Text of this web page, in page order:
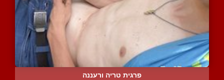
פרגית טריה ורעננה